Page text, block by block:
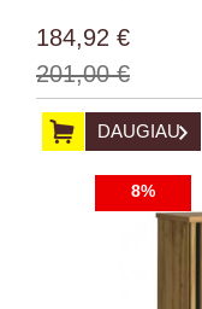
184,92 €
201,00 €
DAUGIAU
8%